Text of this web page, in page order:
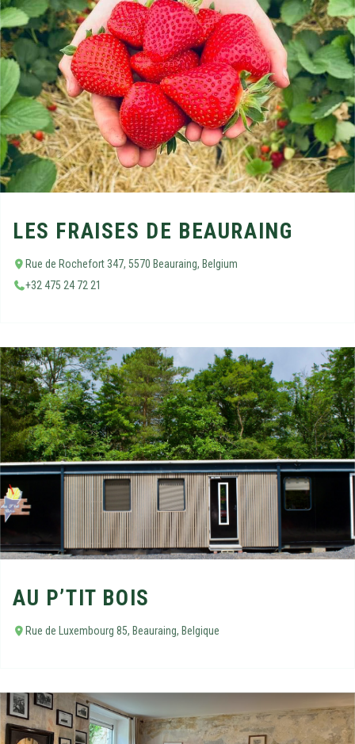
LES FRAISES DE BEAURAING
Rue de Rochefort 347, 5570 Beauraing, Belgium
+32 475 24 72 21
AU P’TIT BOIS
Rue de Luxembourg 85, Beauraing, Belgique